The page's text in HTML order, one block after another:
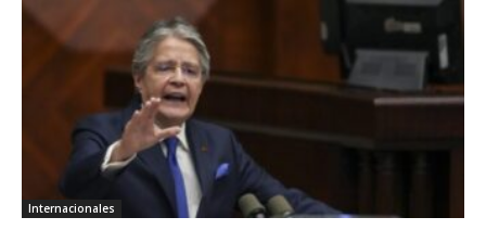
Internacionales